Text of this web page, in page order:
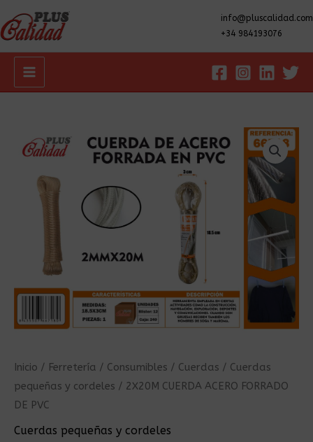
info@pluscalidad.com
+34 984193076
Main
Inicio / Ferretería / Consumibles / Cuerdas / Cuerdas
pequeñas y cordeles / 2X20M CUERDA ACERO FORRADO
DE PVC
Cuerdas pequeñas y cordeles